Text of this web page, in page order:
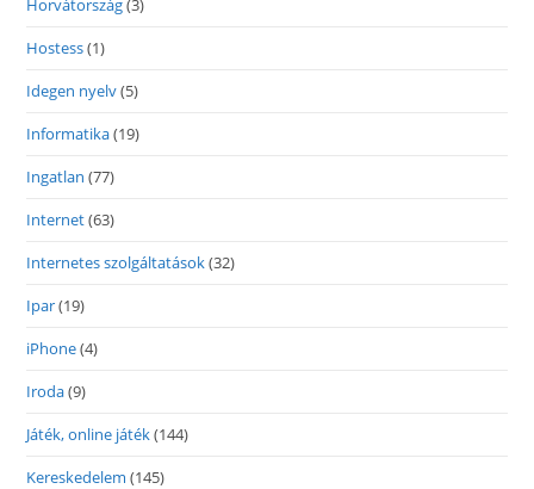
Horvátország(3)
Hostess(1)
Idegen nyelv(5)
Informatika(19)
Ingatlan (77)
Internet(63)
Internetes szolgáltatások(32)
Ipar(19)
iPhone(4)
Iroda(9)
Játék, online játék(144)
Kereskedelem (145)